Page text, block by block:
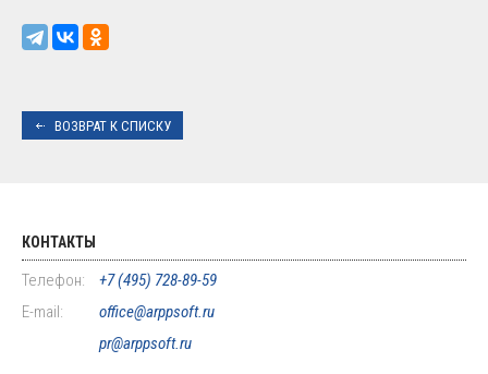
ВОЗВРАТ К СПИСКУ
КОНТАКТЫ
Телефон:
+7 (495) 728-89-59
E-mail:
office@arppsoft.ru
pr@arppsoft.ru